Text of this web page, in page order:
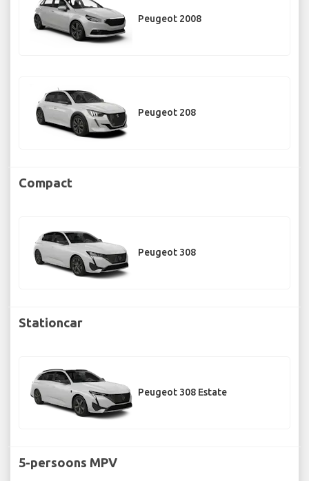
Peugeot 2008
Peugeot 208
Compact
Peugeot 308
Stationcar
Peugeot 308 Estate
5-persoons MPV